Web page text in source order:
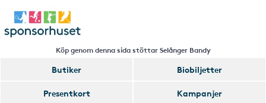
Köp genom denna sida stöttar Selånger Bandy
Butiker
Biobiljetter
Presentkort
Kampanjer